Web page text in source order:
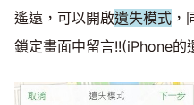
遙遠，可以開啟遺失模式 ，
鎖定畫面中留言!!(iPhone的